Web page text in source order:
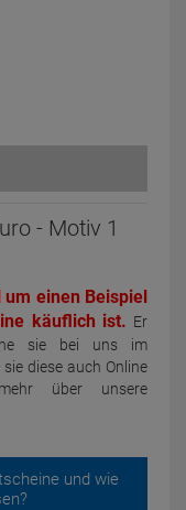
- Motiv 1
einen Beispiel
käuflich ist. Er
sie bei uns im
diese auch Online
über unsere
und wie